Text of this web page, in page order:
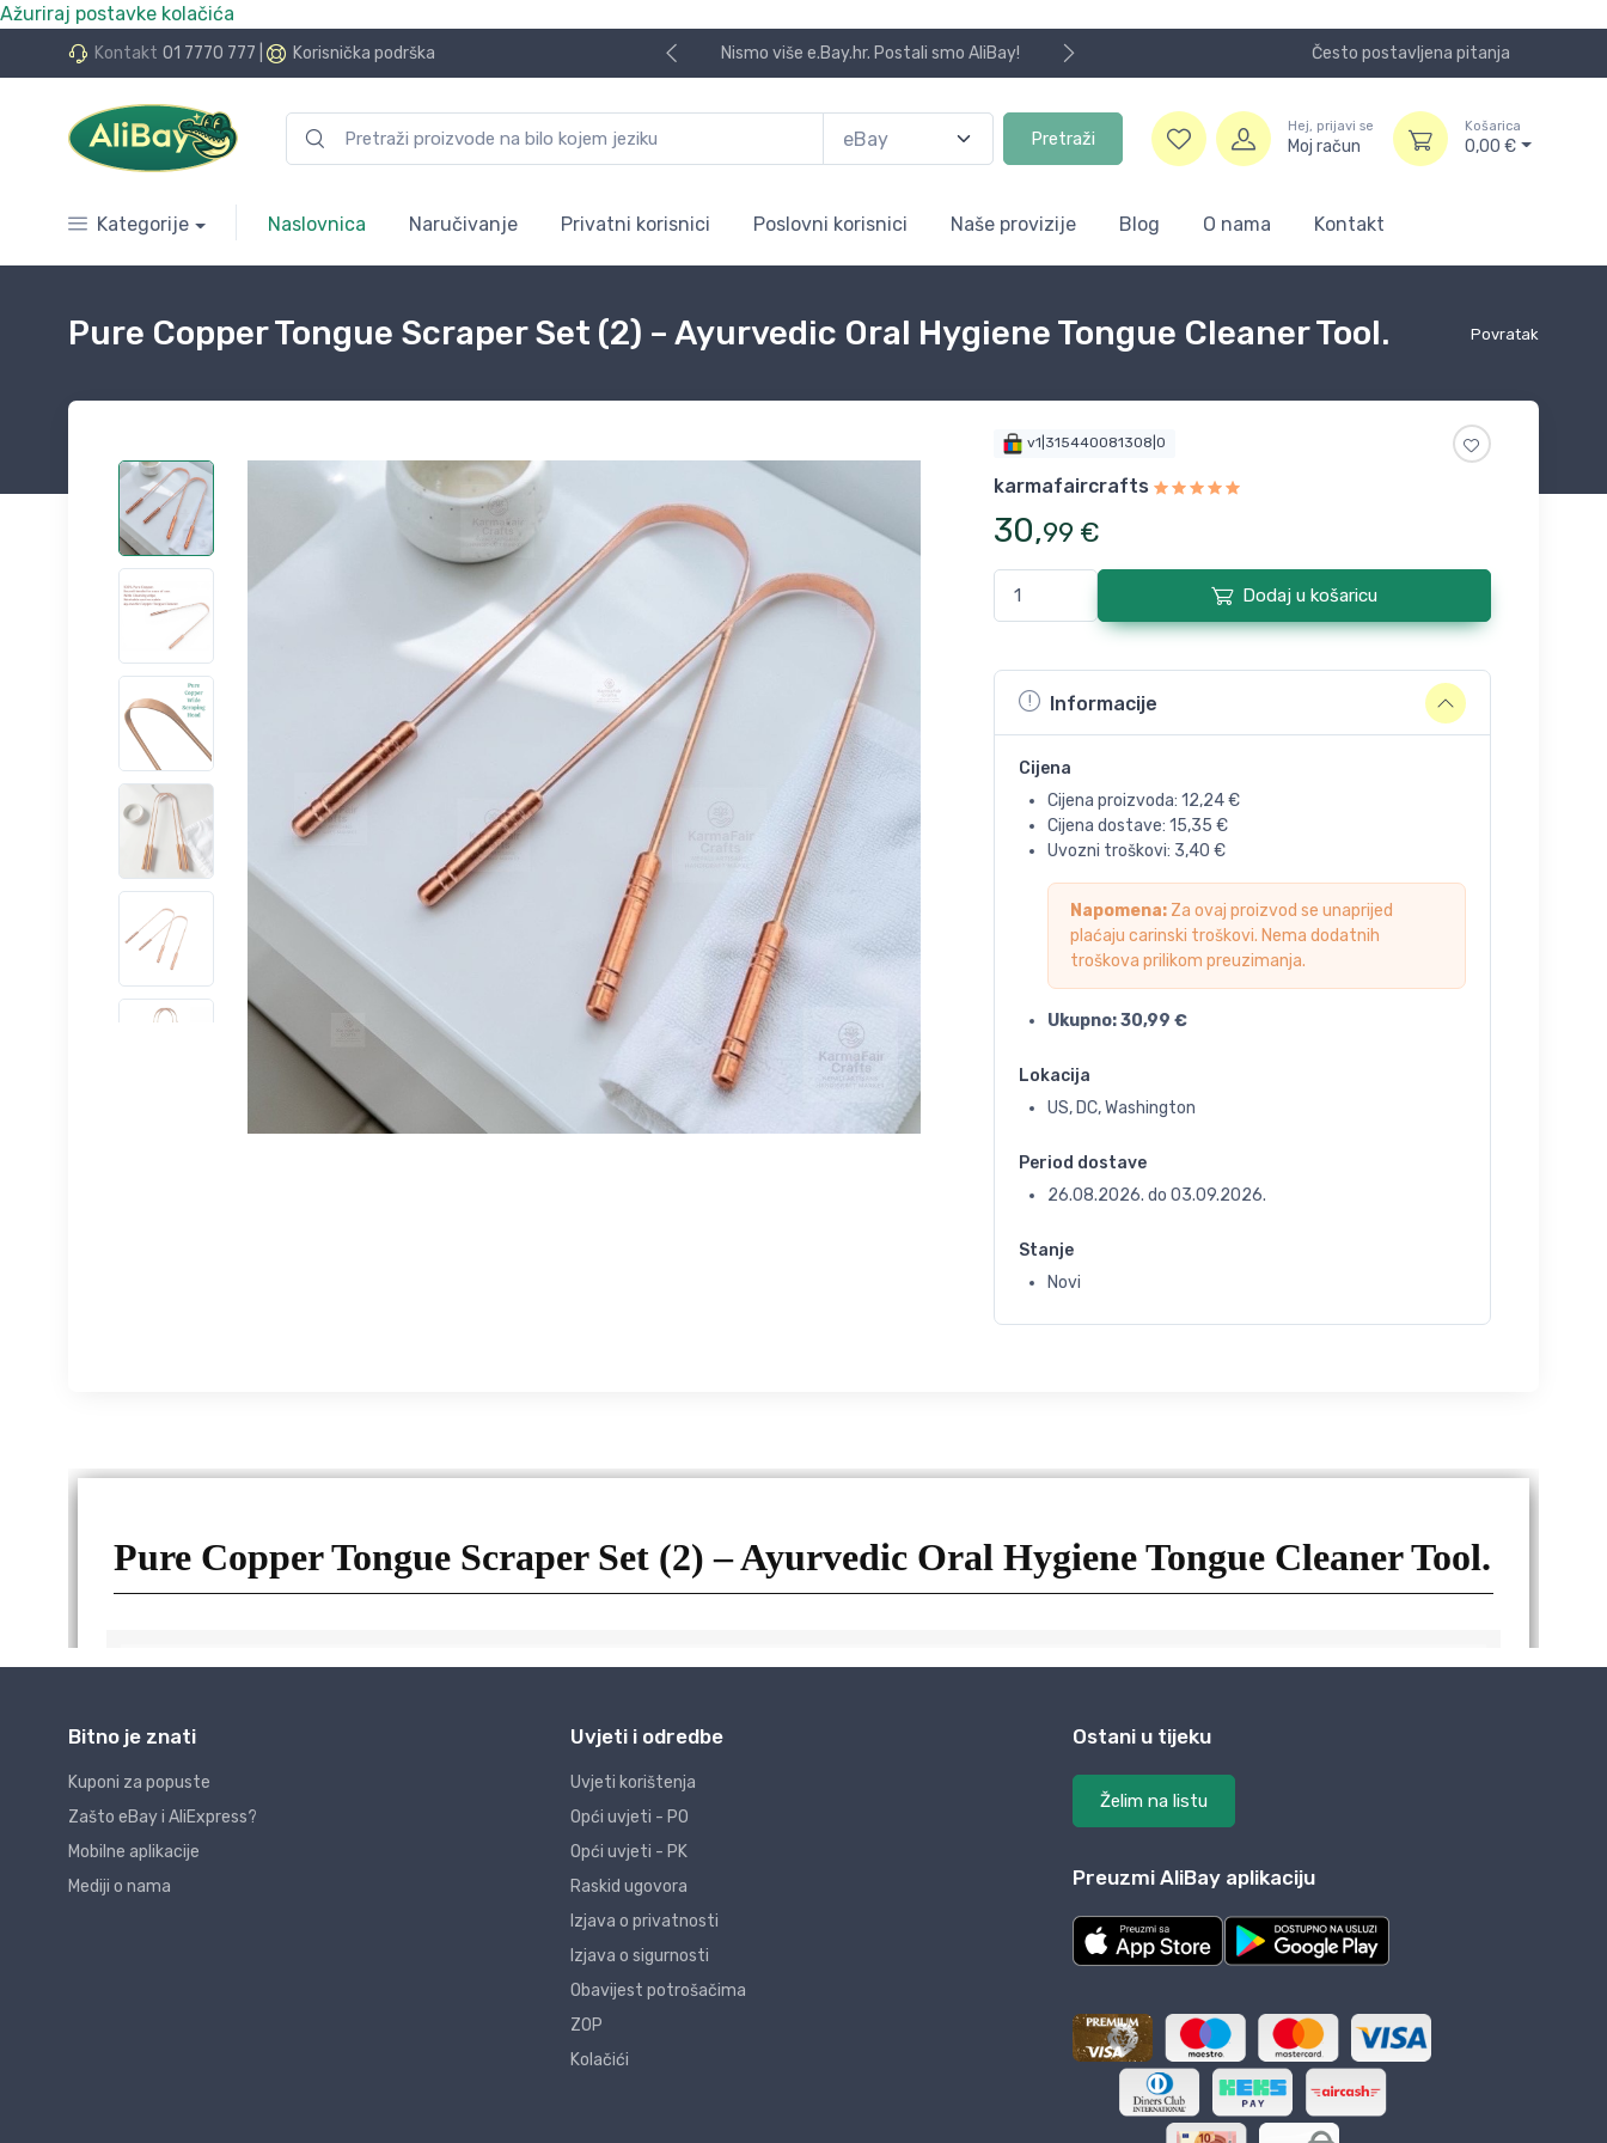
Ažuriraj postavke kolačića
Kontakt 01 7770 777 Korisnička podrška
24 rate bez kamata Nismo više e.Bay.hr. Postali smo AliBay! Često postavljena pitanja
Pretraži
Hej, prijavi se
Moj račun
Košarica
0,00 €
Kategorije Naslovnica Naručivanje Privatni korisnici Poslovni korisnici Naše provizije Blog O nama Kontakt
Povratak
Pure Copper Tongue Scraper Set (2) – Ayurvedic Oral Hygiene Tongue Cleaner Tool.
v1|315440081308|0
karmafaircrafts
30,99 €
Dodaj u košaricu
Informacije
Cijena
Cijena proizvoda: 12,24€
Cijena dostave: 15,35 €
Uvozni troškovi: 3,40 €
Napomena:Za ovaj proizvod se unaprijed
plaćaju carinski troškovi. Nema dodatnih
troškova prilikom preuzimanja.
Ukupno:30,99 €
Lokacija
US, DC, Washington
Period dostave
26.08.2026. do 03.09.2026.
Stanje
Novi
Bitno je znati
Kuponi za popuste
Zašto eBay i AliExpress?
Mobilne aplikacije
Mediji o nama
Uvjeti i odredbe
Uvjeti korištenja
Opći uvjeti - PO
Opći uvjeti - PK
Raskid ugovora
Izjava o privatnosti
Izjava o sigurnosti
Obavijest potrošačima
ZOP
Kolačići
Ostani u tijeku
Želim na listu
Preuzmi AliBay aplikaciju